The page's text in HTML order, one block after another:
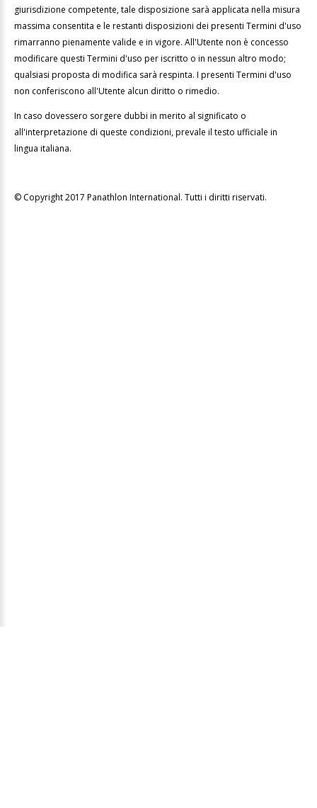
giurisdizione competente, tale disposizione sarà applicata nella misura
massima consentita e le restanti disposizioni dei presenti Termini d'uso
rimarranno pienamente valide e in vigore. All'Utente non è concesso
modificare questi Termini d'uso per iscritto o in nessun altro modo;
qualsiasi proposta di modifica sarà respinta. I presenti Termini d'uso
non conferiscono all'Utente alcun diritto o rimedio.
In caso dovessero sorgere dubbi in merito al significato o
all'interpretazione di queste condizioni, prevale il testo ufficiale in
lingua italiana.
© Copyright 2017 Panathlon International. Tutti i diritti riservati.